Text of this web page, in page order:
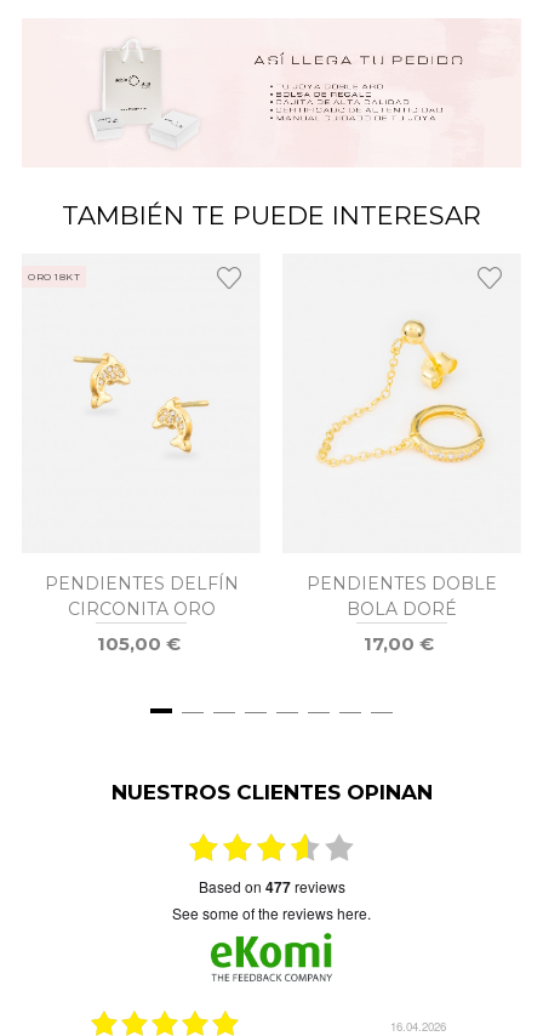
TAMBIÉN TE PUEDE INTERESAR
ORO 18KT
PENDIENTES DELFÍN
CIRCONITA ORO
105,00 €
PENDIENTES DOBLE
BOLA DORÉ
17,00 €
NUESTROS CLIENTES OPINAN
based on 477reviews
see some of the reviews here.
08.04.2026